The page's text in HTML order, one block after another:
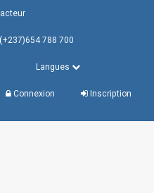
788 700
Langues
Connexion Inscription